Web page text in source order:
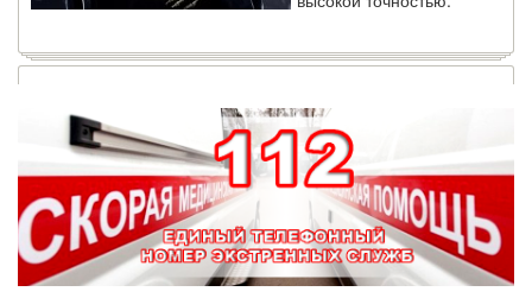
Зарплата врачей в 2018 году превысит средний доход
россиян в два раза
Вероника Скворцова
опровергла
сообщение о падении
доходов медицинских
работников в
ближайшие годы. Она
заявила об этом на
встрече с журналистами ведущих...